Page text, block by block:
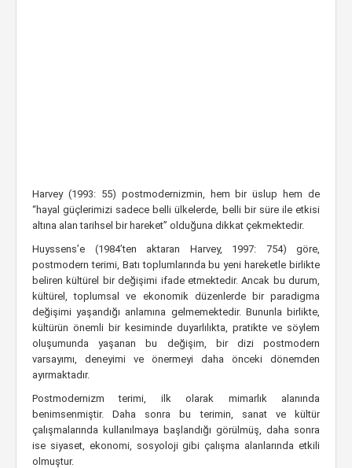
Harvey (1993: 55) postmodernizmin, hem bir üslup hem de
“hayal güçlerimizi sadece belli ülkelerde, belli bir süre ile etkisi
altına alan tarihsel bir hareket” olduğuna dikkat çekmektedir.
Huyssens’e (1984’ten aktaran Harvey, 1997: 754) göre,
postmodern terimi, Batı toplumlarında bu yeni hareketle birlikte
beliren kültürel bir değişimi ifade etmektedir. Ancak bu durum,
kültürel, toplumsal ve ekonomik düzenlerde bir paradigma
değişimi yaşandığı anlamına gelmemektedir. Bununla birlikte,
kültürün önemli bir kesiminde duyarlılıkta, pratikte ve söylem
oluşumunda yaşanan bu değişim, bir dizi postmodern
varsayımı, deneyimi ve önermeyi daha önceki dönemden
ayırmaktadır.
Postmodernizm terimi, ilk olarak mimarlık alanında
benimsenmiştir. Daha sonra bu terimin, sanat ve kültür
çalışmalarında kullanılmaya başlandığı görülmüş, daha sonra
ise siyaset, ekonomi, sosyoloji gibi çalışma alanlarında etkili
olmuştur.